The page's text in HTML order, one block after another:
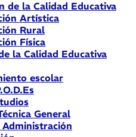
de la Calidad Educativa
Artística
Rural
Física
la Calidad Educativa
escolar
General